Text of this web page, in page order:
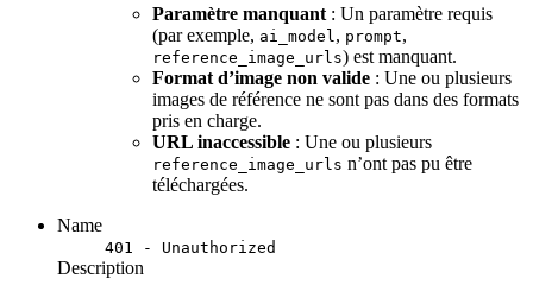
Paramètre manquant : Un paramètre requis
(par exemple, ai_model, prompt,
reference_image_urls) est manquant.
Format d’image non valide : Une ou plusieurs
images de référence ne sont pas dans des formats
pris en charge.
URL inaccessible : Une ou plusieurs
reference_image_urls n’ont pas pu être
téléchargées.
Name
401 - Unauthorized
Description